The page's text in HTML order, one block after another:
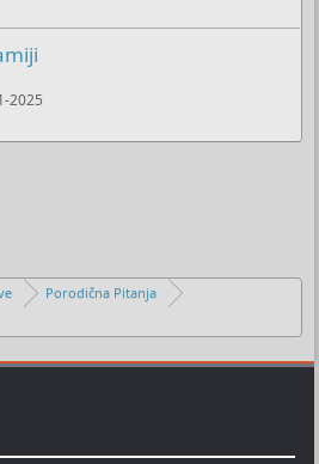
2025
Porodična Pitanja